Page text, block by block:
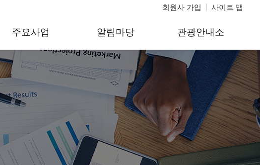
회원사 가입 사이트 맵
주요사업 알림마당 관광안내소